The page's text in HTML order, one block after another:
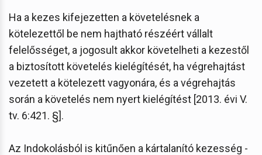
Ha a kezes kifejezetten a követelésnek a
kötelezettől be nem hajtható részéért vállalt
felelősséget, a jogosult akkor követelheti a kezestől
a biztosított követelés kielégítését, ha végrehajtást
vezetett a kötelezett vagyonára, és a végrehajtás
során a követelés nem nyert kielégítést [2013. évi V.
tv. 6:421. §].
Az Indokolásból is kitűnően a kártalanító kezesség -